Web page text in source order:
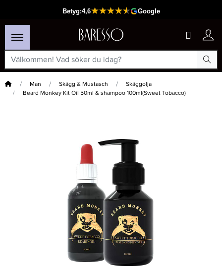
Hem Man Skägg & Mustasch
Skäggolja
Beard Monkey Kit Oil 50ml & shampoo 100ml(Sweet Tobacco)
Nõberu Boost Spray Dry Shampoo Dark Amber-Lime 200 Ml - Torrschampo
249 kr 199,20 kr